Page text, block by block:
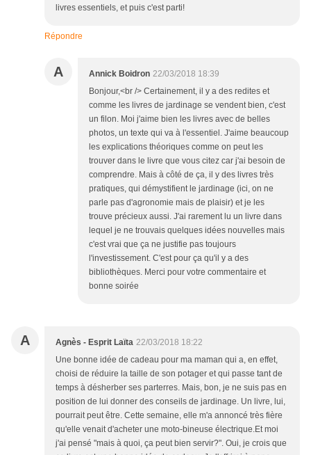
livres essentiels, et puis c'est parti!
Répondre
A Annick Boidron 22/03/2018 18:39
Bonjour,<br /> Certainement, il y a des redites et
comme les livres de jardinage se vendent bien, c'est
un filon. Moi j'aime bien les livres avec de belles
photos, un texte qui va à l'essentiel. J'aime beaucoup
les explications théoriques comme on peut les
trouver dans le livre que vous citez car j'ai besoin de
comprendre. Mais à côté de ça, il y des livres très
pratiques, qui démystifient le jardinage (ici, on ne
parle pas d'agronomie mais de plaisir) et je les
trouve précieux aussi. J'ai rarement lu un livre dans
lequel je ne trouvais quelques idées nouvelles mais
c'est vrai que ça ne justifie pas toujours
l'investissement. C'est pour ça qu'il y a des
bibliothèques. Merci pour votre commentaire et
bonne soirée
A Agnès - Esprit Laïta 22/03/2018 18:22
Une bonne idée de cadeau pour ma maman qui a, en effet,
choisi de réduire la taille de son potager et qui passe tant de
temps à désherber ses parterres. Mais, bon, je ne suis pas en
position de lui donner des conseils de jardinage. Un livre, lui,
pourrait peut être. Cette semaine, elle m'a annoncé très fière
qu'elle venait d'acheter une moto-bineuse électrique.Et moi
j'ai pensé "mais à quoi, ça peut bien servir?". Oui, je crois que